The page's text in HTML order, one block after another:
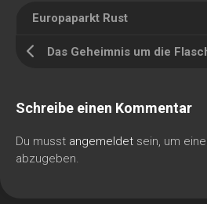
Europaparkt Rust
Das Geheimnis um die
Schreibe einen Kommentar
Du musst angemeldet sein, um
abzugeben.